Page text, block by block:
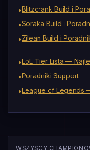
•Blitzcrank Build i
•Soraka Build i
•Zilean Build i
•LoL Tier Lista —
•Poradniki Support
•League of Legends
WSZYSCY